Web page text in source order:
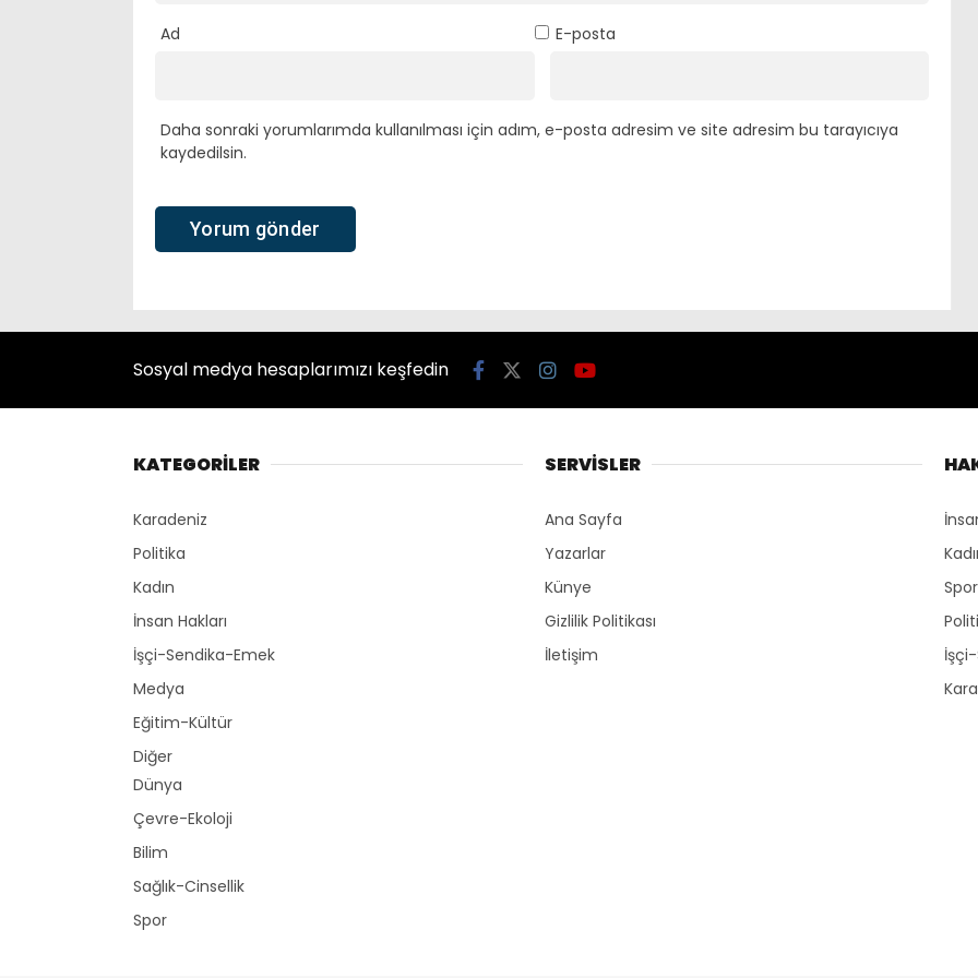
Ad E-posta
Daha sonraki yorumlarımda kullanılması için adım, e-posta adresim ve site adresim bu tarayıcıya
kaydedilsin.
Sosyal medya hesaplarımızı keşfedin
KATEGORİLER
Karadeniz
Politika
Kadın
İnsan Hakları
İşçi-Sendika-Emek
Medya
Eğitim-Kültür
Diğer
Dünya
Çevre-Ekoloji
Bilim
Sağlık-Cinsellik
Spor
SERVİSLER
Ana Sayfa
Yazarlar
Künye
Gizlilik Politikası
İletişim
Spor